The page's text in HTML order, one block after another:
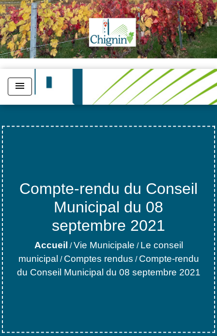
menu
Compte-rendu du Conseil
Municipal du 08
septembre 2021
Accueil /Vie Municipale / Le conseil
municipal / Comptes rendus / Compte-rendu
du Conseil Municipal du 08 septembre 2021